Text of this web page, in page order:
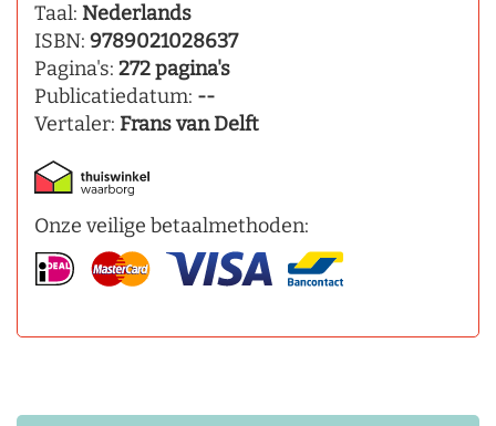
Taal: Nederlands
ISBN: 9789021028637
Pagina's: 272 pagina's
Publicatiedatum: --
Vertaler: Frans van Delft
Onze veilige betaalmethoden: